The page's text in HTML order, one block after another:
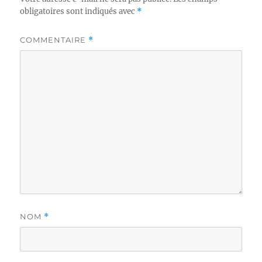
obligatoires sont indiqués avec *
COMMENTAIRE *
NOM *